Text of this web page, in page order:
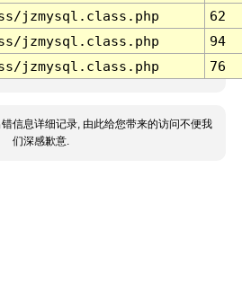
jzmysql.class.php
62
jzmysql.class.php
94
jzmysql.class.php 76
信息详细记录, 由此给您带来的访问不便我
们深感歉意.